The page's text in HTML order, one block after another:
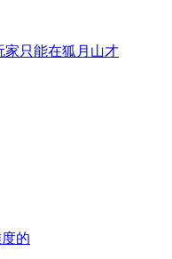
家只能在狐月山才
的